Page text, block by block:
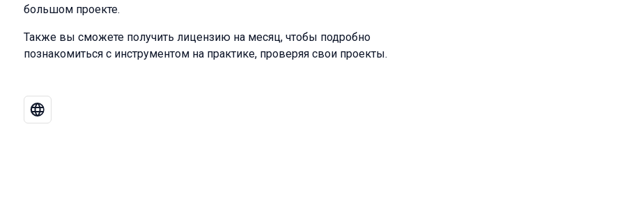
большом проекте.
Также вы сможете получить лицензию на месяц, чтобы подробно
познакомиться с инструментом на практике, проверяя свои проекты.